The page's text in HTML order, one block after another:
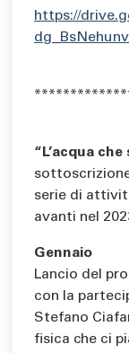
https://
“L’acqua
serie di
avanti nel
Gennaio
Lancio del
con la
Stefano
fisica che ci